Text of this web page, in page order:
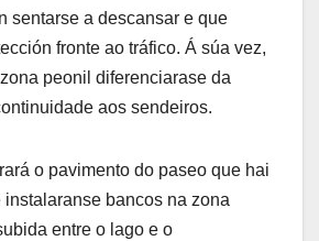
sentarse a descansar e que
fronte ao tráfico. Á súa vez,
peonil diferenciarase da
aos sendeiros.
o pavimento do paseo que hai
bancos na zona
entre o lago e o